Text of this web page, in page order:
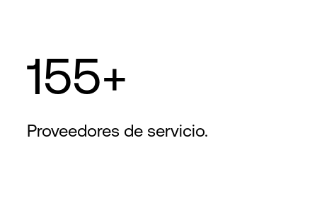
155+
Proveedores de servicio.